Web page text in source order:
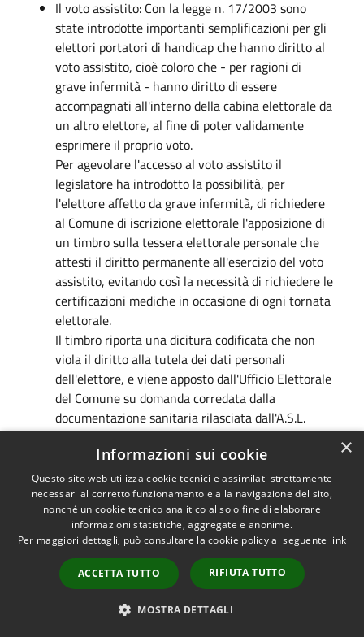
Il voto assistito: Con la legge n. 17/2003 sono
state introdotte importanti semplificazioni per gli
elettori portatori di handicap che hanno diritto al
voto assistito, cioè coloro che - per ragioni di
grave infermità - hanno diritto di essere
accompagnati all'interno della cabina elettorale da
un altro elettore, al fine di poter validamente
esprimere il proprio voto.
Per agevolare l'accesso al voto assistito il
legislatore ha introdotto la possibilità, per
l'elettore affetto da grave infermità, di richiedere
al Comune di iscrizione elettorale l'apposizione di
un timbro sulla tessera elettorale personale che
attesti il diritto permanente all'esercizio del voto
assistito, evitando così la necessità di richiedere le
certificazioni mediche in occasione di ogni tornata
elettorale.
Il timbro riporta una dicitura codificata che non
viola il diritto alla tutela dei dati personali
dell'elettore, e viene apposto dall'Ufficio Elettorale
del Comune su domanda corredata dalla
documentazione sanitaria rilasciata dall'A.S.L.
attestante esplicitamente che l'elettore è
impossibilitato ad esercitare autonomamente il
diritto di voto. Le certificazioni mediche richieste a
tale scopo alle competenti sedi dell'Azienda
Sanitaria Locale, dovranno essere rilasciate
immediatamente e gratuitamente, nonché in
esenzione da qualsiasi diritto o applicazione di
marche.
Nel caso in cui la richiesta dell'annotazione
permanente venga presentata da elettore non
×
Informazioni sui cookie
Questo sito web utilizza cookie tecnici e assimilati strettamente
necessari al corretto funzionamento e alla navigazione del sito,
nonché un cookie tecnico analitico al solo fine di elaborare
informazioni statistiche, aggregate e anonime.
Per maggiori dettagli, può consultare la cookie policy al seguente link
ACCETTA TUTTO RIFIUTA TUTTO
MOSTRA DETTAGLI